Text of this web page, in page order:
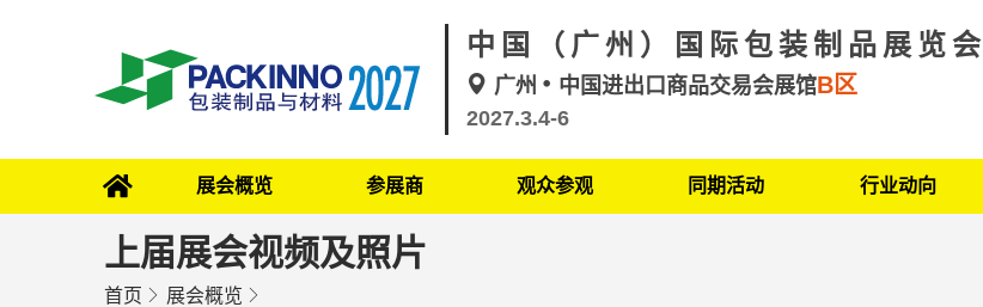
中国（广州）国际包装制品展览会
广州 中国进出口商品交易会展馆B区
2027.3.4-6
展会概览 参展商 观众参观 同期活动 行业动向
上届展会视频及照片
首页 展会概览